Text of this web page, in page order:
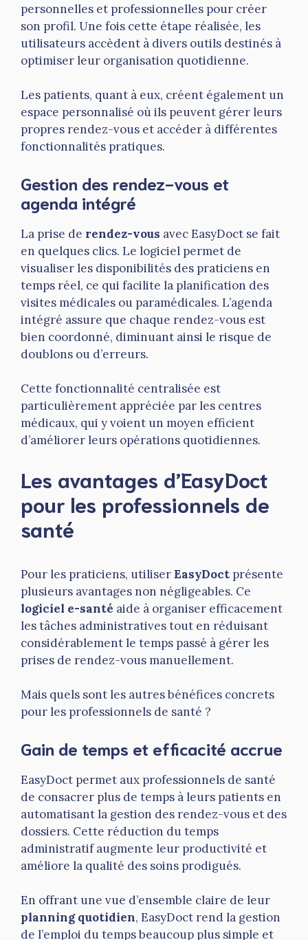
personnelles et professionnelles pour créer
son profil. Une fois cette étape réalisée, les
utilisateurs accèdent à divers outils destinés à
optimiser leur organisation quotidienne.
Les patients, quant à eux, créent également un
espace personnalisé où ils peuvent gérer leurs
propres rendez-vous et accéder à différentes
fonctionnalités pratiques.
Gestion des rendez-vous et
agenda intégré
La prise de rendez-vous avec EasyDoct se fait
en quelques clics. Le logiciel permet de
visualiser les disponibilités des praticiens en
temps réel, ce qui facilite la planification des
visites médicales ou paramédicales. L’agenda
intégré assure que chaque rendez-vous est
bien coordonné, diminuant ainsi le risque de
doublons ou d’erreurs.
Cette fonctionnalité centralisée est
particulièrement appréciée par les centres
médicaux, qui y voient un moyen efficient
d’améliorer leurs opérations quotidiennes.
Les avantages d’EasyDoct
pour les professionnels de
santé
Pour les praticiens, utiliserEasyDoct présente
plusieurs avantages non négligeables. Ce
logiciel e-santé aide à organiser efficacement
les tâches administratives tout en réduisant
considérablement le temps passé à gérer les
prises de rendez-vous manuellement.
Mais quels sont les autres bénéfices concrets
pour les professionnels de santé ?
Gain de temps et efficacité accrue
EasyDoct permet aux professionnels de santé
de consacrer plus de temps à leurs patients en
automatisant la gestion des rendez-vous et des
dossiers. Cette réduction du temps
administratif augmente leur productivité et
améliore la qualité des soins prodigués.
En offrant une vue d’ensemble claire de leur
planning quotidien, EasyDoct rend la gestion
de l’emploi du temps beaucoup plus simple et